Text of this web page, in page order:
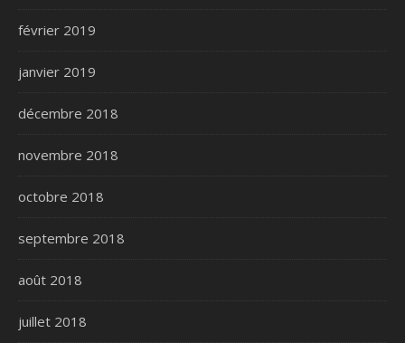
février 2019
janvier 2019
décembre 2018
novembre 2018
octobre 2018
septembre 2018
août 2018
juillet 2018